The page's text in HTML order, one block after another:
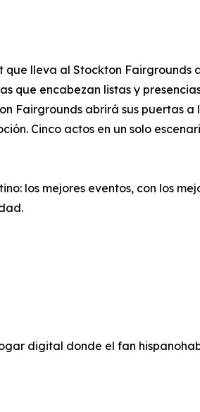
lleva al Stockton Fairgrounds
que encabezan listas y
Fairgrounds abrirá sus puertas a
Cinco actos en un solo
los mejores eventos, con los
digital donde el fan